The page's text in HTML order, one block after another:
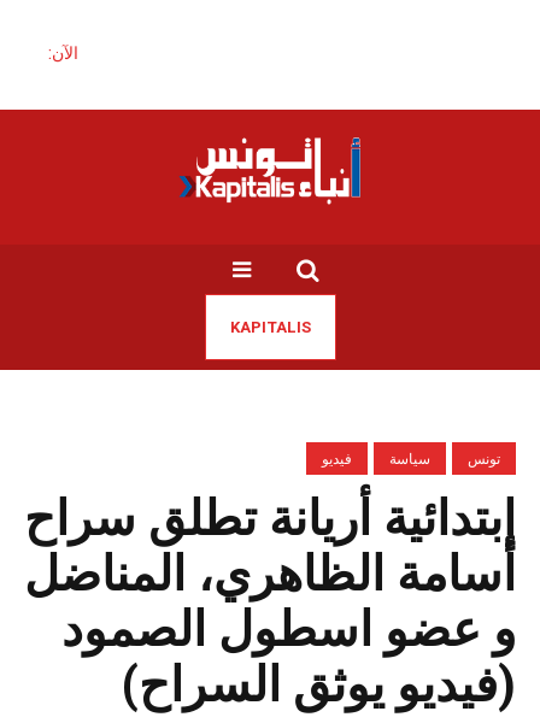
الآن:
KAPITALIS
تونس سياسة فيديو
إبتدائية أريانة تطلق سراح
أسامة الظاهري، المناضل
و عضو اسطول الصمود
(فيديو يوثق السراح)